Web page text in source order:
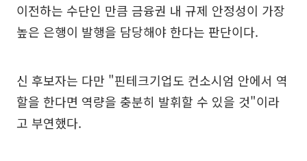
이전하는 수단인 만큼 금융권 내 규제 안정성이 가장
높은 은행이 발행을 담당해야 한다는 판단이다.
신 후보자는 다만 "핀테크기업도 컨소시엄 안에서 역
할을 한다면 역량을 충분히 발휘할 수 있을 것"이라
고 부연했다.